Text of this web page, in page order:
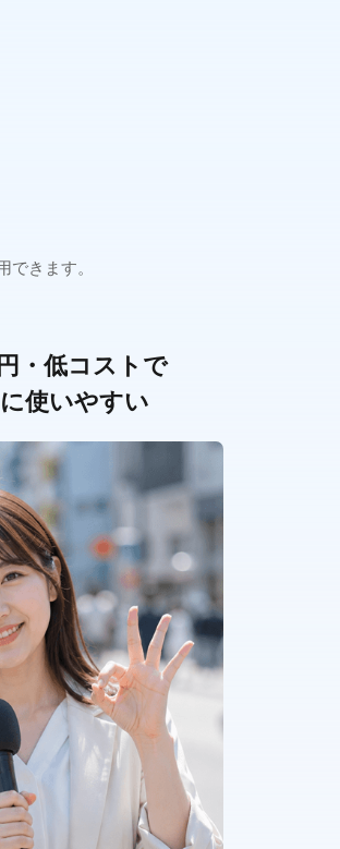
きます。
・低コストで
使いやすい